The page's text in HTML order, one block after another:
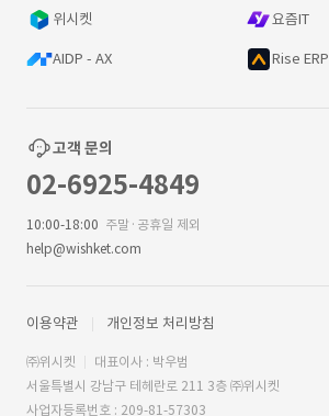
위시켓 요즘IT
AIDP - AX Rise ERP
고객 문의
02-6925-4849
10:00-18:00 주말·공휴일 제외
help@wishket.com
이용약관 개인정보 처리방침
㈜위시켓
대표이사 : 박우범
서울특별시 강남구 테헤란로 211 3층 ㈜위시켓
사업자등록번호 : 209-81-57303